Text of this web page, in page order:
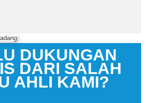
DUKUNGAN
DARI SALAH
AHLI KAMI?